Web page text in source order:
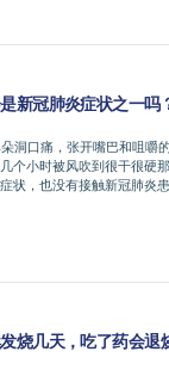
新冠肺炎症状之一吗
洞口痛，张开嘴巴和咀嚼
个小时被风吹到很干很硬
状，也没有接触新冠肺炎患
烧几天，吃了药会退